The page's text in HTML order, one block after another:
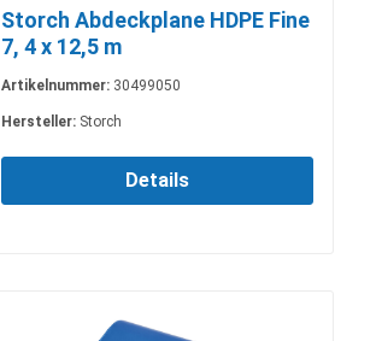
Storch Abdeckplane HDPE Fine
7, 4 x 12,5 m
Artikelnummer: 30499050
Hersteller: Storch
Details